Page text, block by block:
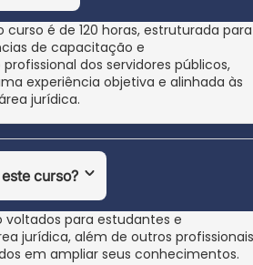
curso é de 120 horas, estruturada para
de capacitação e
dos servidores públicos,
experiência objetiva e alinhada às
jurídica.
curso?
voltados para estudantes e
jurídica, além de outros profissionais
em ampliar seus conhecimentos.